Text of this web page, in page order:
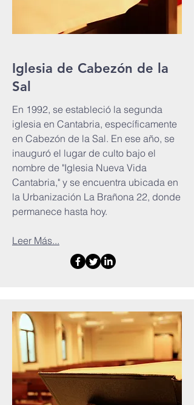
Iglesia de Cabezón de la
Sal
En 1992, se estableció la segunda
iglesia en Cantabria, específicamente
en Cabezón de la Sal. En ese año, se
inauguró el lugar de culto bajo el
nombre de "Iglesia Nueva Vida
Cantabria," y se encuentra ubicada en
la Urbanización La Brañona 22, donde
permanece hasta hoy.
Leer Más...